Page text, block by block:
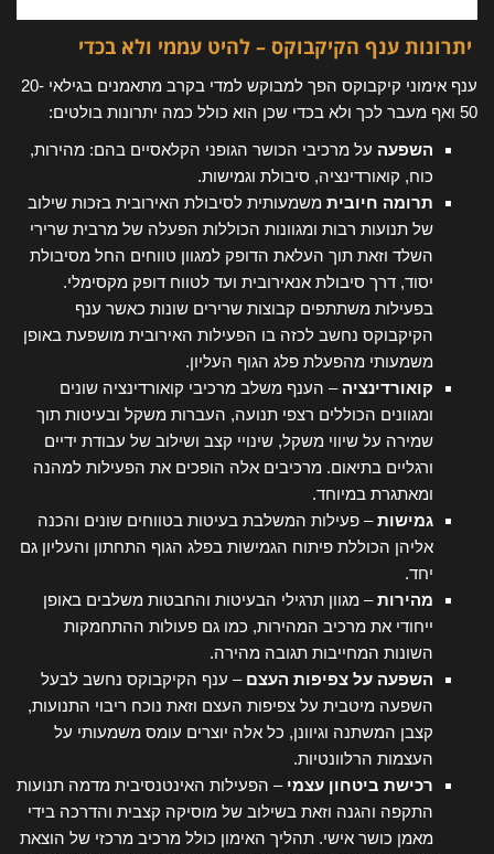
יתרונות ענף הקיקבוקס – להיט עממי ולא בכדי
ענף אימוני קיקבוקס הפך למבוקש למדי בקרב מתאמנים בגילאי 20-
50 ואף מעבר לכך ולא בכדי שכן הוא כולל כמה יתרונות בולטים:
השפעה על מרכיבי הכושר הגופני הקלאסיים בהם: מהירות,
כוח, קואורדינציה, סיבולת וגמישות.
תרומה חיובית משמעותית לסיבולת האירובית בזכות שילוב
של תנועות רבות ומגוונות הכוללות הפעלה של מרבית שרירי
השלד וזאת תוך העלאת הדופק למגוון טווחים החל מסיבולת
יסוד, דרך סיבולת אנאירובית ועד לטווח דופק מקסימלי.
בפעילות משתתפים קבוצות שרירים שונות כאשר ענף
הקיקבוקס נחשב לכזה בו הפעילות האירובית מושפעת באופן
משמעותי מהפעלת פלג הגוף העליון.
קואורדינציה – הענף משלב מרכיבי קואורדינציה שונים
ומגוונים הכוללים רצפי תנועה, העברות משקל ובעיטות תוך
שמירה על שיווי משקל, שינויי קצב ושילוב של עבודת ידיים
ורגליים בתיאום. מרכיבים אלה הופכים את הפעילות למהנה
ומאתגרת במיוחד.
גמישות– פעילות המשלבת בעיטות בטווחים שונים והכנה
אליהן הכוללת פיתוח הגמישות בפלג הגוף התחתון והעליון גם
יחד.
מהירות– מגוון תרגילי הבעיטות והחבטות משלבים באופן
ייחודי את מרכיב המהירות, כמו גם פעולות ההתחמקות
השונות המחייבות תגובה מהירה.
השפעה על צפיפות העצם – ענף הקיקבוקס נחשב לבעל
השפעה מיטבית על צפיפות העצם וזאת נוכח ריבוי התנועות,
קצבן המשתנה וגיוונן, כל אלה יוצרים עומס משמעותי על
העצמות הרלוונטיות.
רכישת ביטחון עצמי – הפעילות האינטנסיבית מדמה תנועות
התקפה והגנה וזאת בשילוב של מוסיקה קצבית והדרכה בידי
מאמן כושר אישי. תהליך האימון כולל מרכיב מרכזי של הוצאת